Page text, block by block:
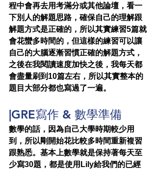
程中會再去用考滿分或其他論壇，看一
下別人的解題思路，確保自己的理解跟
解題方式是正確的，所以其實練習5篇就
會花蠻多時間的，但這樣的練習可以讓
自己的大腦逐漸習慣正確的解題方式，
之後在我閱讀速度加快之後，我每天都
會盡量刷到10篇左右，所以其實整本的
題目大部分都也寫過了一遍。
|GRE寫作 & 數學準備
數學的話，因為自己大學時期較少用
到，所以剛開始花比較多時間重新複習
跟熟悉。基本上數學就是保持著每天至
少寫30題，都是使用Lily給我們的已經